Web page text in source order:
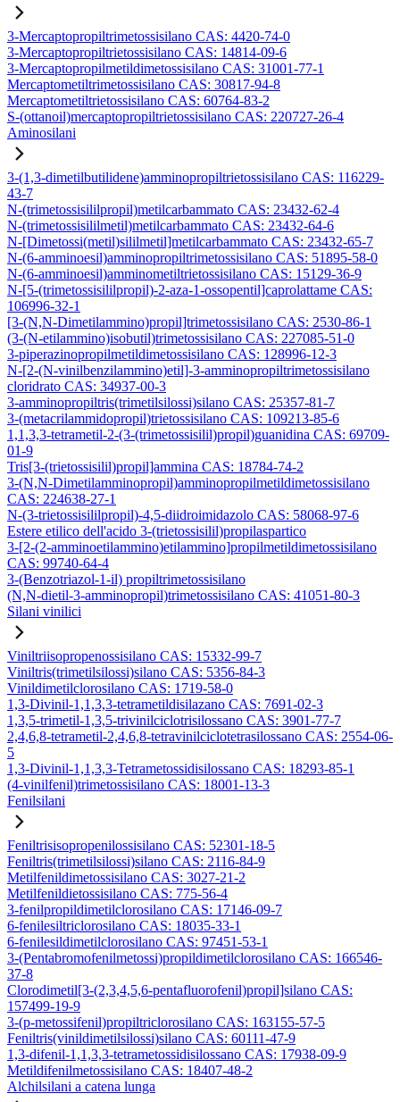
3-Mercaptopropiltrimetossisilano CAS: 4420-74-0
3-Mercaptopropiltrietossisilano CAS: 14814-09-6
3-Mercaptopropilmetildimetossisilano CAS: 31001-77-1
Mercaptometiltrimetossisilano CAS: 30817-94-8
Mercaptometiltrietossisilano CAS: 60764-83-2
S-(ottanoil)mercaptopropiltrietossisilano CAS: 220727-26-4
Aminosilani
3-(1,3-dimetilbutilidene)amminopropiltrietossisilano CAS: 116229-
43-7
N-(trimetossisililpropil)metilcarbammato CAS: 23432-62-4
N-(trimetossisililmetil)metilcarbammato CAS: 23432-64-6
N-[Dimetossi(metil)sililmetil]metilcarbammato CAS: 23432-65-7
N-(6-amminoesil)amminopropiltrimetossisilano CAS: 51895-58-0
N-(6-amminoesil)amminometiltrietossisilano CAS: 15129-36-9
N-[5-(trimetossisililpropil)-2-aza-1-ossopentil]caprolattame CAS:
106996-32-1
[3-(N,N-Dimetilammino)propil]trimetossisilano CAS: 2530-86-1
(3-(N-etilammino)isobutil)trimetossisilano CAS: 227085-51-0
3-piperazinopropilmetildimetossisilano CAS: 128996-12-3
N-[2-(N-vinilbenzilammino)etil]-3-amminopropiltrimetossisilano
cloridrato CAS: 34937-00-3
3-amminopropiltris(trimetilsilossi)silano CAS: 25357-81-7
3-(metacrilammidopropil)trietossisilano CAS: 109213-85-6
1,1,3,3-tetrametil-2-(3-(trimetossisilil)propil)guanidina CAS: 69709-
01-9
Tris[3-(trietossisilil)propil]ammina CAS: 18784-74-2
3-(N,N-Dimetilamminopropil)amminopropilmetildimetossisilano
CAS: 224638-27-1
N-(3-trietossisililpropil)-4,5-diidroimidazolo CAS: 58068-97-6
Estere etilico dell'acido 3-(trietossisilil)propilaspartico
3-[2-(2-amminoetilammino)etilammino]propilmetildimetossisilano
CAS: 99740-64-4
3-(Benzotriazol-1-il) propiltrimetossisilano
(N,N-dietil-3-amminopropil)trimetossisilano CAS: 41051-80-3
Silani vinilici
Viniltriisopropenossisilano CAS: 15332-99-7
Viniltris(trimetilsilossi)silano CAS: 5356-84-3
Vinildimetilclorosilano CAS: 1719-58-0
1,3-Divinil-1,1,3,3-tetrametildisilazano CAS: 7691-02-3
1,3,5-trimetil-1,3,5-trivinilciclotrisilossano CAS: 3901-77-7
2,4,6,8-tetrametil-2,4,6,8-tetravinilciclotetrasilossano CAS: 2554-06-
5
1,3-Divinil-1,1,3,3-Tetrametossidisilossano CAS: 18293-85-1
(4-vinilfenil)trimetossisilano CAS: 18001-13-3
Fenilsilani
Feniltrisisopropenilossisilano CAS: 52301-18-5
Feniltris(trimetilsilossi)silano CAS: 2116-84-9
Metilfenildimetossisilano CAS: 3027-21-2
Metilfenildietossisilano CAS: 775-56-4
3-fenilpropildimetilclorosilano CAS: 17146-09-7
6-fenilesiltriclorosilano CAS: 18035-33-1
6-fenilesildimetilclorosilano CAS: 97451-53-1
3-(Pentabromofenilmetossi)propildimetilclorosilano CAS: 166546-
37-8
Clorodimetil[3-(2,3,4,5,6-pentafluorofenil)propil]silano CAS:
157499-19-9
3-(p-metossifenil)propiltriclorosilano CAS: 163155-57-5
Feniltris(vinildimetilsilossi)silano CAS: 60111-47-9
1,3-difenil-1,1,3,3-tetrametossidisilossano CAS: 17938-09-9
Metildifenilmetossisilano CAS: 18407-48-2
Alchilsilani a catena lunga